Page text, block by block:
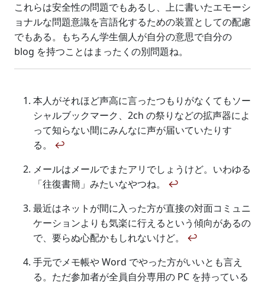
これらは安全性の問題でもあるし、上に書いたエモーシ
ョナルな問題意識を言語化するための装置としての配慮
でもある。もちろん学生個人が自分の意思で自分の
blog を持つことはまったくの別問題ね。
本人がそれほど声高に言ったつもりがなくてもソー
シャルブックマーク、2ch の祭りなどの拡声器によ
って知らない間にみんなに声が届いていたりす
る。 ↩
メールはメールでまたアリでしょうけど。いわゆる
「往復書簡」みたいなやつね。 ↩
最近はネットが間に入った方が直接の対面コミュニ
ケーションよりも気楽に行えるという傾向があるの
で、要らぬ心配かもしれないけど。 ↩
手元でメモ帳や Word でやった方がいいとも言え
る。ただ参加者が全員自分専用の PC を持っている